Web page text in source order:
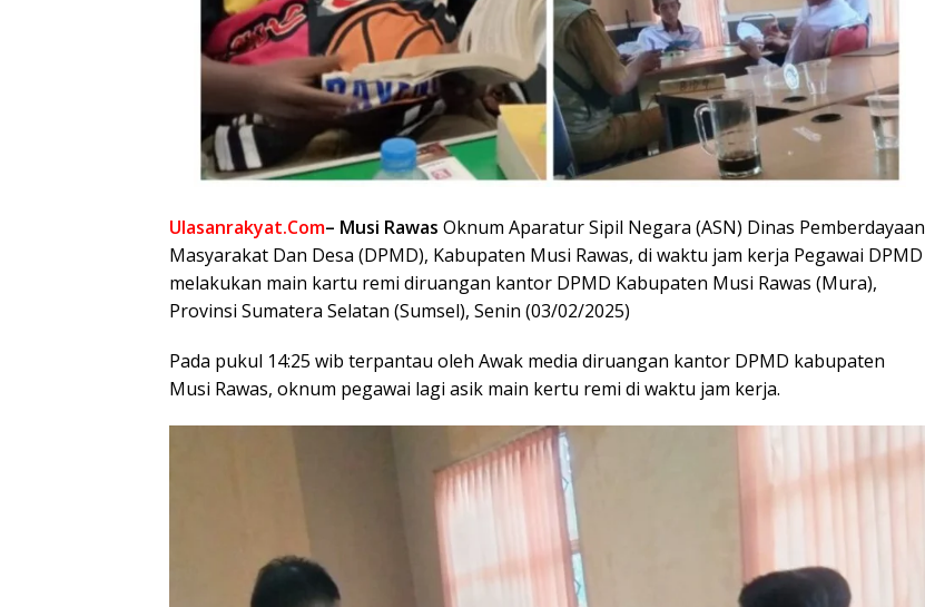
Ulasanrakyat.Com– Musi Rawas Oknum Aparatur Sipil Negara (ASN) Dinas Pemberdayaan
Masyarakat Dan Desa (DPMD), Kabupaten Musi Rawas, di waktu jam kerja Pegawai DPMD
melakukan main kartu remi diruangan kantor DPMD Kabupaten Musi Rawas (Mura),
Provinsi Sumatera Selatan (Sumsel), Senin (03/02/2025)
Pada pukul 14:25 wib terpantau oleh Awak media diruangan kantor DPMD kabupaten
Musi Rawas, oknum pegawai lagi asik main kertu remi di waktu jam kerja.